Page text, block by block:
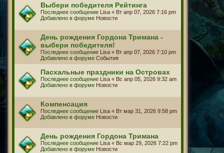
Выбери победителя Рейтинга
Последнее сообщение Lisa « Вт апр 07, 2026 7:16 pm
Добавлено в форуме Новости
День рождения Гордона Тримана -
выбери победителя!
Последнее сообщение Lisa « Вт апр 07, 2026 7:10 pm
Добавлено в форуме События
Пасхальные праздники на Островах
Последнее сообщение Lisa « Вс апр 05, 2026 9:32 am
Добавлено в форуме Новости
Компенсация
Последнее сообщение Lisa « Вт мар 31, 2026 9:58 pm
Добавлено в форуме Новости
День рождения Гордона Тримана
Последнее сообщение Lisa « Вс мар 29, 2026 7:22 pm
Добавлено в форуме Новости